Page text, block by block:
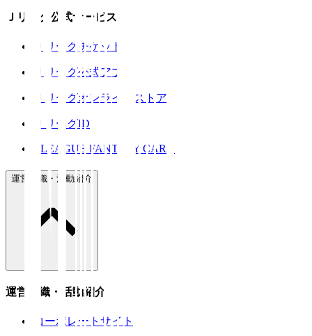
Ｊリーグ公式サービス
Ｊリーグチケット
Ｊリーグ公式アプリ
Ｊリーグオンラインストア
ＪリーグID
J.LEAGUE FANTASY CARD
運営組織・活動紹介
運営組織・活動紹介
コーポレートサイト